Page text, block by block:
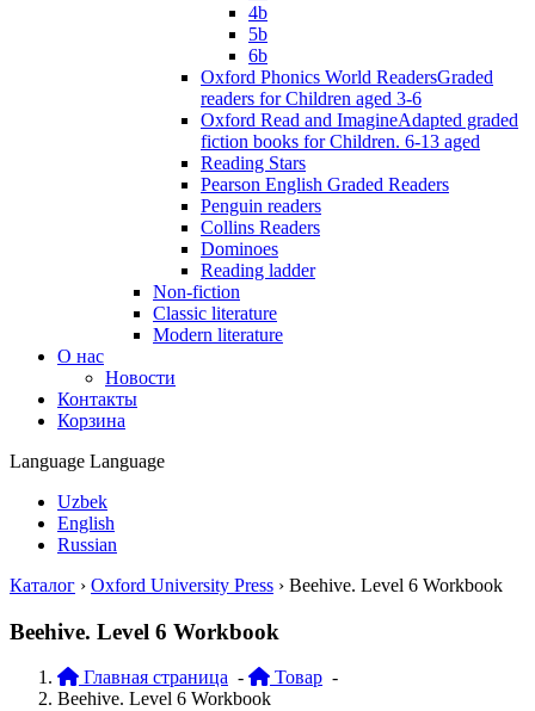
4b
5b
6b
Oxford Phonics World ReadersGraded
readers for Children aged 3-6
Oxford Read and ImagineAdapted graded
fiction books for Children. 6-13 aged
Reading Stars
Pearson English Graded Readers
Penguin readers
Collins Readers
Dominoes
Reading ladder
Non-fiction
Classic literature
Modern literature
О нас
Новости
Контакты
Корзина
Language Language
Uzbek
English
Russian
Каталог › Oxford University Press › Beehive. Level 6 Workbook
Beehive. Level 6 Workbook
Главная страница - Товар -
Beehive. Level 6 Workbook